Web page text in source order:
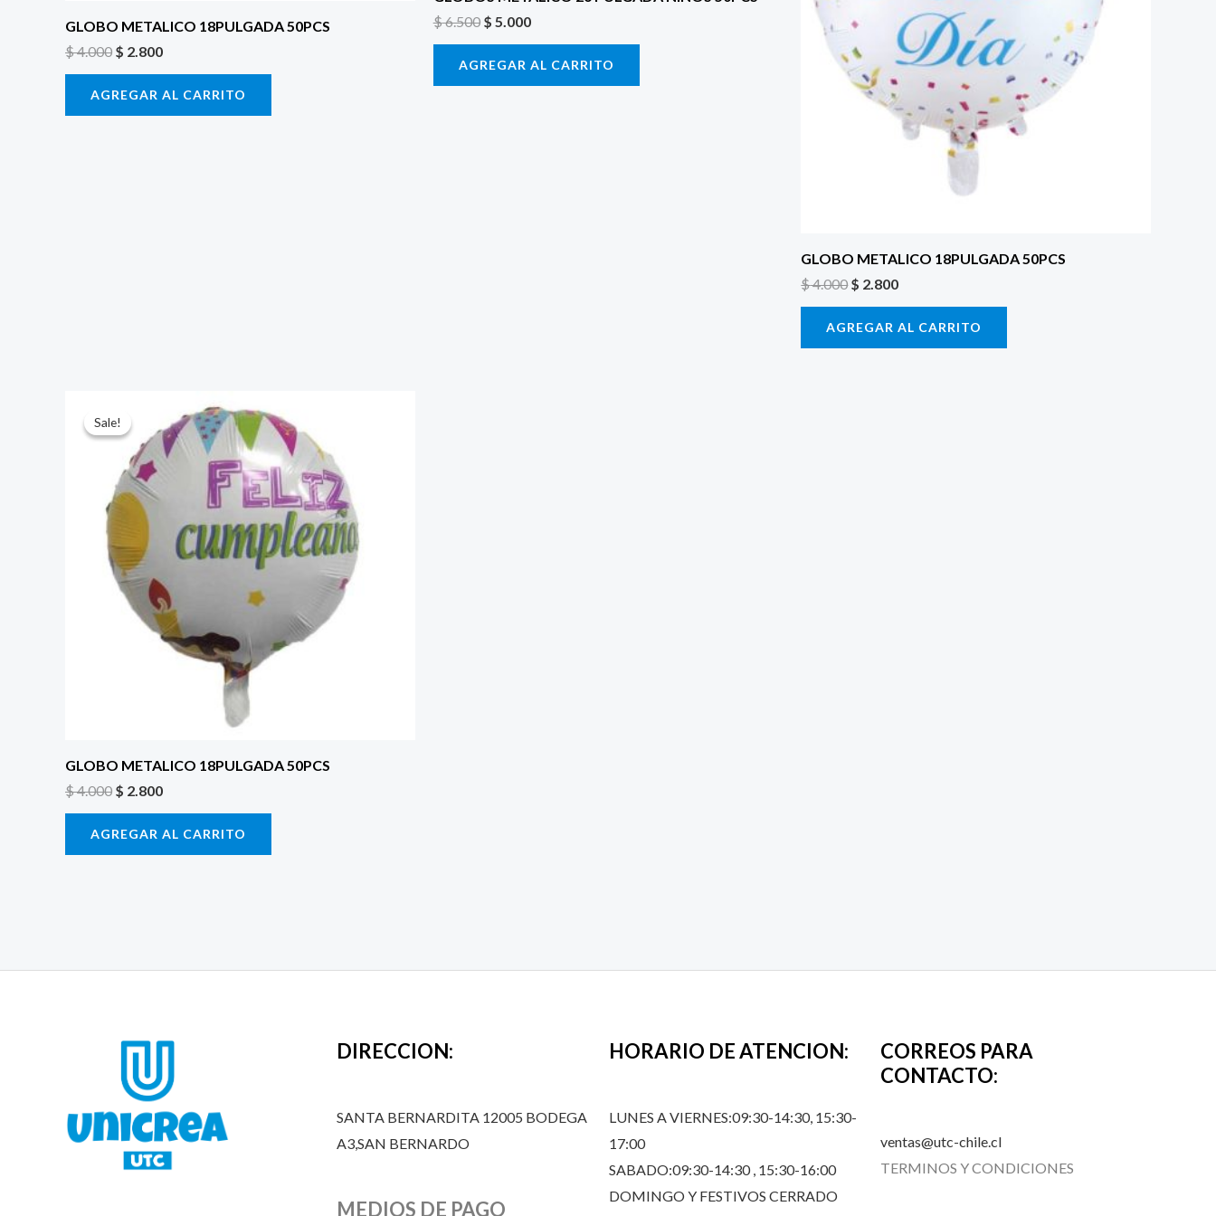
GLOBO METALICO 18PULGADA 50PCS
$4.000 $ 2.800
AGREGAR AL CARRITO
$6.500 $ 5.000
AGREGAR AL CARRITO
GLOBO METALICO 18PULGADA 50PCS
$4.000$ 2.800
AGREGAR AL CARRITO
Sale!
Sale!
GLOBO METALICO 18PULGADA 50PCS
$4.000
precio
original
era:
$ 4.000.
$ 2.800
precio
actual
es:
$ 2.800.
AGREGAR AL CARRITO
DIRECCION:
SANTA BERNARDITA 12005 BODEGA
A3,SAN BERNARDO
MEDIOS DE PAGO
HORARIO DE ATENCION:
LUNES A VIERNES:09:30-14:30, 15:30-
17:00
SABADO:09:30-14:30 , 15:30-16:00
DOMINGO Y FESTIVOS CERRADO
CORREOS PARA
CONTACTO:
ventas@utc-chile.cl
TERMINOS Y CONDICIONES